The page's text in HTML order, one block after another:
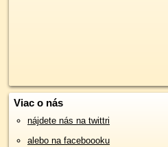
Viac o nás
nájdete nás na twittri
alebo na faceboooku